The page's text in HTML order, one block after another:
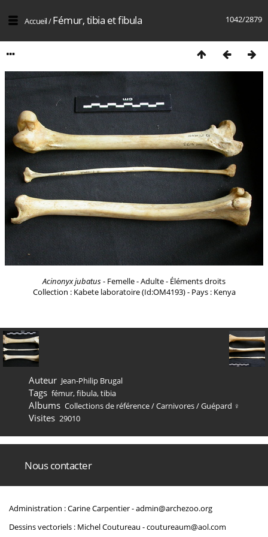
1042/2879
Accueil/Fémur, tibia et fibula
Acinonyx jubatus- Femelle - Adulte - Éléments droits
Collection : Kabete laboratoire (Id:OM4193) - Pays : Kenya
Auteur Jean-Philip Brugal
Tags fémur,fibula,tibia
Albums Collections de référence/Carnivores/Guépard ♀
Visites 29010
Nous contacter
Administration : Carine Carpentier -admin@archezoo.org
Dessins vectoriels : Michel Coutureau -coutureaum@aol.com